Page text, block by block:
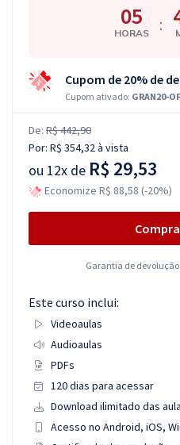
05
HORAS :
Cupom de 20% de
Cupom ativado: GRAN20-
De: R$ 442,90
Por: R$ 354,32à vista
ou 12x de R$ 29,53
Economize R$ 88,58 (-20%)
Garantia de
Este curso inclui:
Videoaulas
Audioaulas
PDFs
120 dias para acessar
Download ilimitado das
Acesso no Android, iOS,